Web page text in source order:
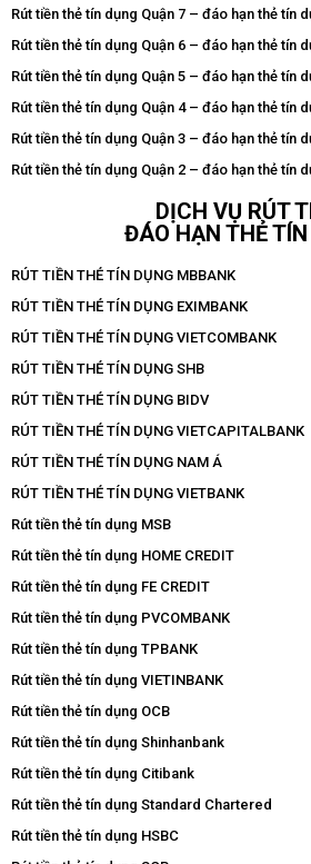
Rút tiền thẻ tín dụng Quận 7 – đáo hạn thẻ tín
Rút tiền thẻ tín dụng Quận 6 – đáo hạn thẻ tín
Rút tiền thẻ tín dụng Quận 5 – đáo hạn thẻ tín
Rút tiền thẻ tín dụng Quận 4 – đáo hạn thẻ tín
Rút tiền thẻ tín dụng Quận 3 – đáo hạn thẻ tín
Rút tiền thẻ tín dụng Quận 2 – đáo hạn thẻ tín
DỊCH VỤ RÚT
ĐÁO HẠN THẺ TÍN
RÚT TIỀN THẺ TÍN DỤNG MBBANK
RÚT TIỀN THẺ TÍN DỤNG EXIMBANK
RÚT TIỀN THẺ TÍN DỤNG VIETCOMBANK
RÚT TIỀN THẺ TÍN DỤNG SHB
RÚT TIỀN THẺ TÍN DỤNG BIDV
RÚT TIỀN THẺ TÍN DỤNG VIETCAPITALBANK
RÚT TIỀN THẺ TÍN DỤNG NAM Á
RÚT TIỀN THẺ TÍN DỤNG VIETBANK
Rút tiền thẻ tín dụng MSB
Rút tiền thẻ tín dụng HOME CREDIT
Rút tiền thẻ tín dụng FE CREDIT
Rút tiền thẻ tín dụng PVCOMBANK
Rút tiền thẻ tín dụng TPBANK
Rút tiền thẻ tín dụng VIETINBANK
Rút tiền thẻ tín dụng OCB
Rút tiền thẻ tín dụng Shinhanbank
Rút tiền thẻ tín dụng Citibank
Rút tiền thẻ tín dụng Standard Chartered
Rút tiền thẻ tín dụng HSBC